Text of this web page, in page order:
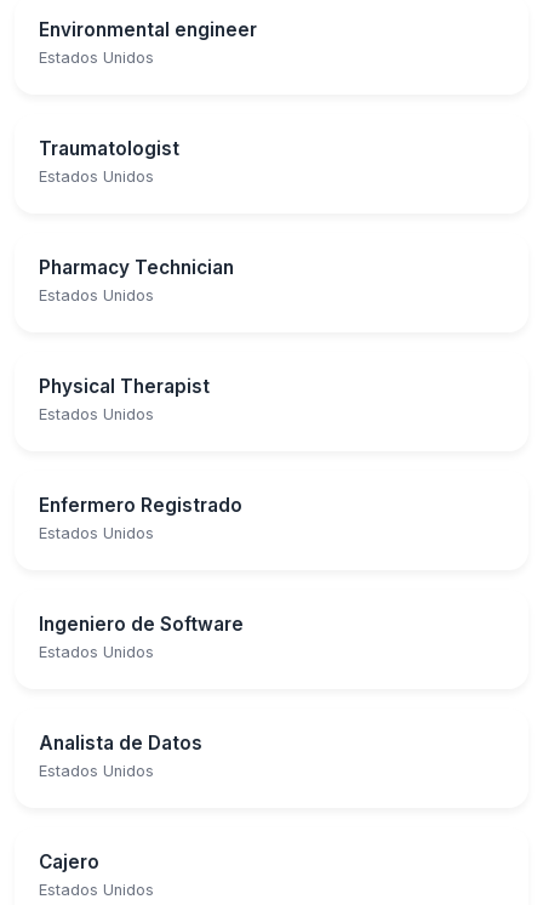
Environmental engineer
Estados Unidos
Traumatologist
Estados Unidos
Pharmacy Technician
Estados Unidos
Physical Therapist
Estados Unidos
Enfermero Registrado
Estados Unidos
Ingeniero de Software
Estados Unidos
Analista de Datos
Estados Unidos
Cajero
Estados Unidos